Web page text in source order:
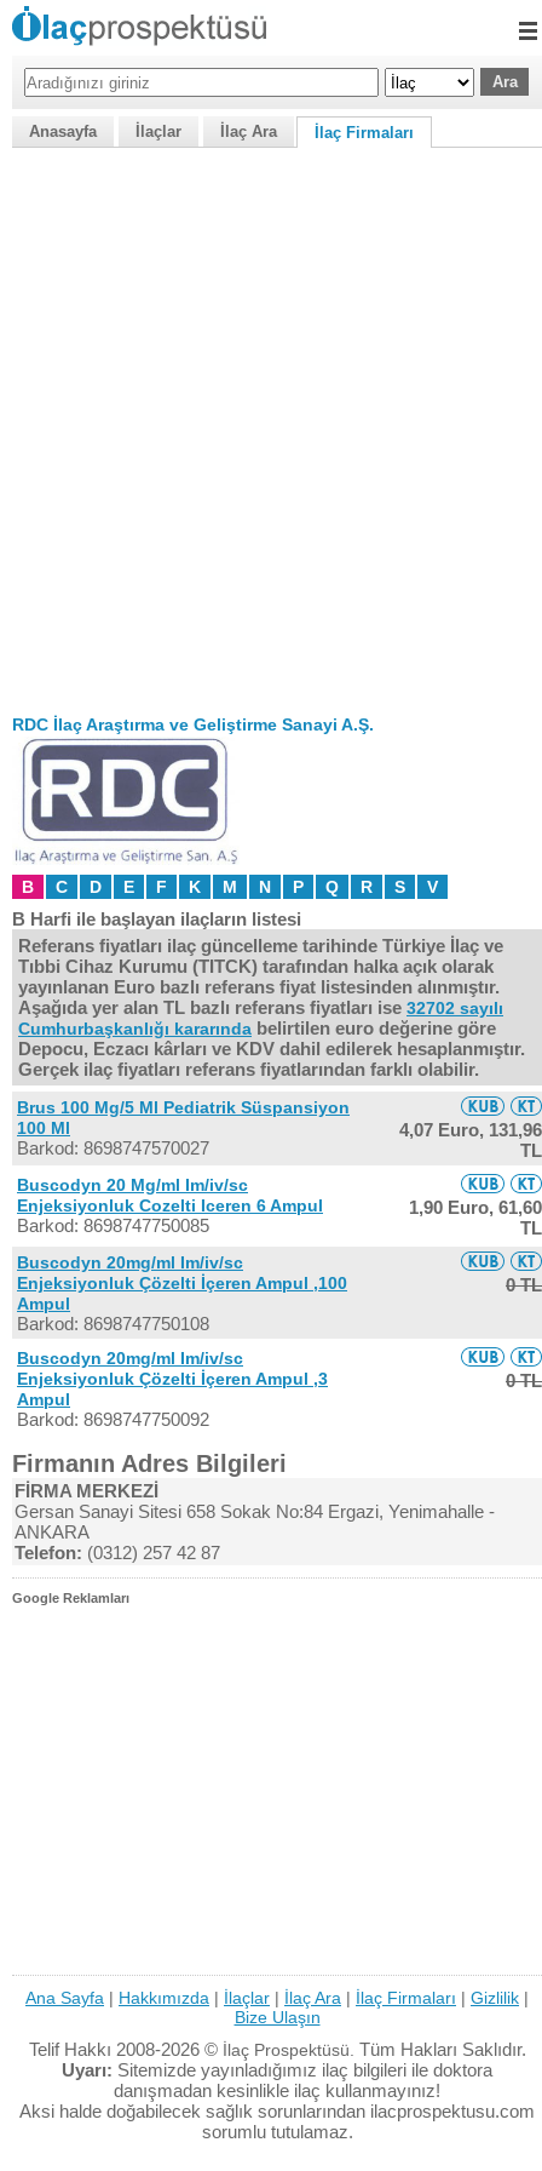
Anasayfa İlaçlar İlaç Ara İlaç Firmaları
RDC İlaç Araştırma ve Geliştirme Sanayi A.Ş.
B C D E F K M N P Q R S V
B Harfi ile başlayan ilaçların listesi
Referans fiyatları ilaç güncelleme tarihinde Türkiye İlaç ve
Tıbbi Cihaz Kurumu (TITCK) tarafından halka açık olarak
yayınlanan Euro bazlı referans fiyat listesinden alınmıştır.
Aşağıda yer alan TL bazlı referans fiyatları ise 32702 sayılı
Cumhurbaşkanlığı kararında belirtilen euro değerine göre
Depocu, Eczacı kârları ve KDV dahil edilerek hesaplanmıştır.
Gerçek ilaç fiyatları referans fiyatlarından farklı olabilir.
Brus 100 Mg/5 Ml Pediatrik Süspansiyon
100 Ml
Barkod: 8698747570027
4,07 Euro, 131,96
TL
Buscodyn 20 Mg/ml Im/iv/sc
Enjeksiyonluk Cozelti Iceren 6 Ampul
Barkod: 8698747750085
1,90 Euro, 61,60
TL
Buscodyn 20mg/ml Im/iv/sc
Enjeksiyonluk Çözelti İçeren Ampul ,100
Ampul
Barkod: 8698747750108
0 TL
Buscodyn 20mg/ml Im/iv/sc
Enjeksiyonluk Çözelti İçeren Ampul ,3
Ampul
Barkod: 8698747750092
0 TL
Firmanın Adres Bilgileri
FİRMA MERKEZİ
Gersan Sanayi Sitesi 658 Sokak No:84 Ergazi, Yenimahalle -
ANKARA
Telefon: (0312) 257 42 87
Google Reklamları
Ana Sayfa | Hakkımızda | İlaçlar | İlaç Ara | İlaç Firmaları | Gizlilik |
Bize Ulaşın
Telif Hakkı 2008-2026 © İlaç Prospektüsü. Tüm Hakları Saklıdır.
Uyarı: Sitemizde yayınladığımız ilaç bilgileri ile doktora
danışmadan kesinlikle ilaç kullanmayınız!
Aksi halde doğabilecek sağlık sorunlarından ilacprospektusu.com
sorumlu tutulamaz.